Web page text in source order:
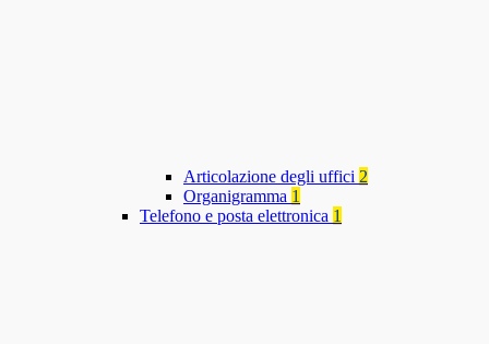
Articolazione degli uffici 2
Organigramma 1
Telefono e posta elettronica 1